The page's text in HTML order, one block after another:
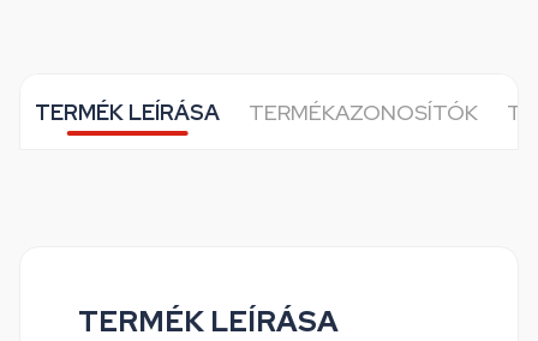
TERMÉK LEÍRÁSA TERMÉKAZONOSÍTÓK
TERMÉK LEÍRÁSA